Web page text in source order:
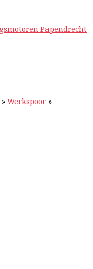
»Werkspoor »